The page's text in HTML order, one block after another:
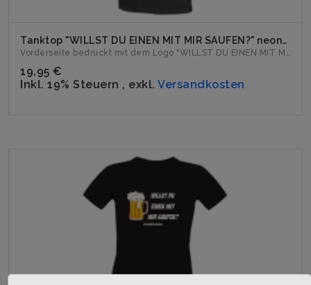
Tanktop "WILLST DU EINEN MIT MIR SAUFEN?" neonschwarz
Vorderseite bedruckt mit dem Logo "WILLST DU EINEN MIT MIR S...
19,95 €
Inkl. 19% Steuern , exkl. Versandkosten